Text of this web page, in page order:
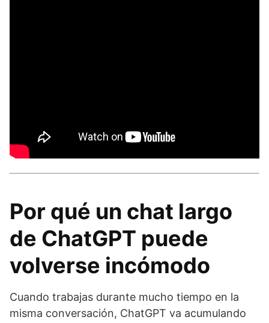
Por qué un chat largo
de ChatGPT puede
volverse incómodo
Cuando trabajas durante mucho tiempo en la
misma conversación, ChatGPT va acumulando